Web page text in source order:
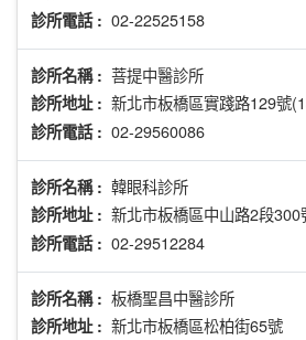
診所電話 : 02-22525158
診所名稱 : 菩提中醫診所
診所地址 : 新北市板橋區實踐路129號
診所電話 : 02-29560086
診所名稱 : 韓眼科診所
診所地址 : 新北市板橋區中山路2段300
診所電話 : 02-29512284
診所名稱 : 板橋聖昌中醫診所
診所地址 : 新北市板橋區松柏街65號